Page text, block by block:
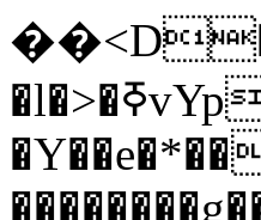
�l�>�ߧvYp4���k2�~�G?